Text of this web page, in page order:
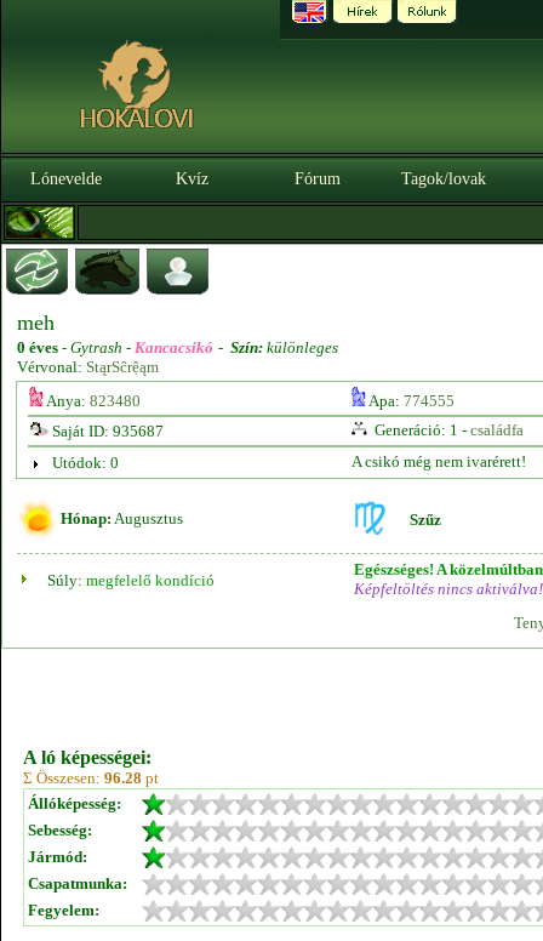
Lónevelde Kvíz Fórum Tagok/lovak
meh
0 éves - Gytrash - Kancacsikó - Szín: különleges
Vérvonal: StąrSĉrệąm
Anya: 823480 Apa: 774555
Saját ID: 935687
Generáció: 1 - családfa
Utódok: 0
A csikó még nem ivarérett!
Hónap: Augusztus Szűz
Súly: megfelelő kondíció
Egészséges! A
Képfeltöltés nincs aktiválva!
A ló képességei:
Σ Összesen: 96.28 pt
Állóképesség:
Sebesség:
Jármód:
Csapatmunka:
Fegyelem: